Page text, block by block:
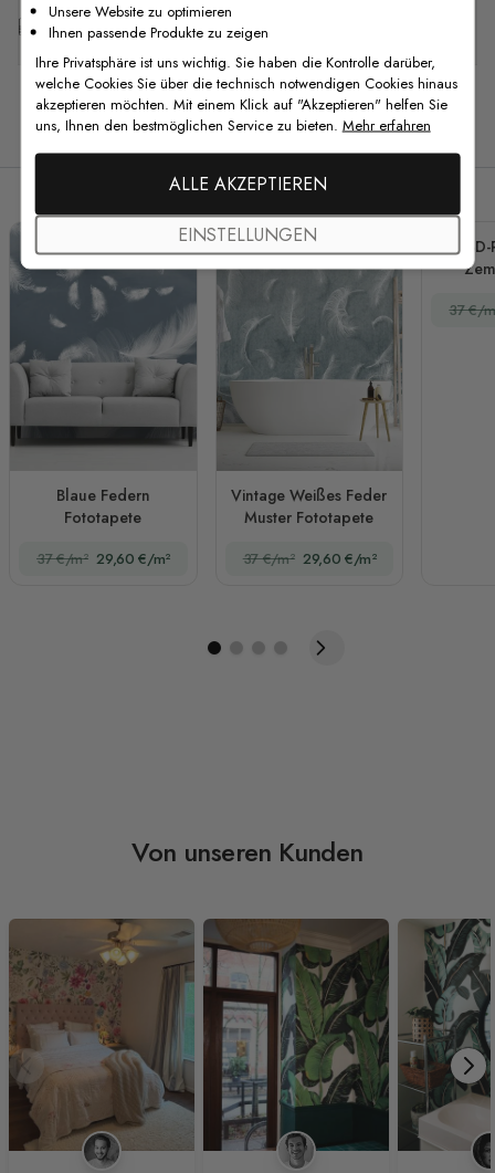
Kostenlose Anpassung
Verwandte Produkte
Blaue Federn
Fototapete
37 €/m² 29,60 €/m²
Vintage Weißes Feder
Muster Fototapete
37 €/m² 29,60 €/m²
37 €/
Von unseren Kunden
Unsere Website zu optimieren
Ihnen passende Produkte zu zeigen
Ihre Privatsphäre ist uns wichtig. Sie haben die Kontrolle darüber,
welche Cookies Sie über die technisch notwendigen Cookies hinaus
akzeptieren möchten. Mit einem Klick auf "Akzeptieren" helfen Sie
uns, Ihnen den bestmöglichen Service zu bieten. Mehr erfahren
ALLE AKZEPTIEREN
EINSTELLUNGEN